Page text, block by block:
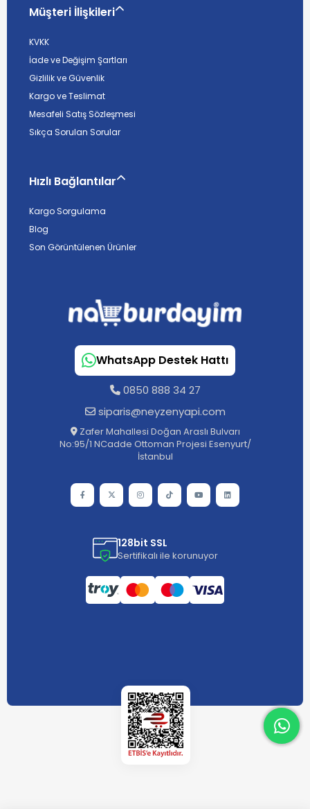
Müşteri İlişkileri
KVKK
İade ve Değişim Şartları
Gizlilik ve Güvenlik
Kargo ve Teslimat
Mesafeli Satış Sözleşmesi
Sıkça Sorulan Sorular
Hızlı Bağlantılar
Kargo Sorgulama
Blog
Son Görüntülenen Ürünler
WhatsApp Destek Hattı
0850 888 34 27
siparis@neyzenyapi.com
Zafer Mahallesi Doğan Araslı Bulvarı
No:95/1 NCadde Ottoman Projesi Esenyurt/
İstanbul
128bit SSL
Sertifikalı ile korunuyor